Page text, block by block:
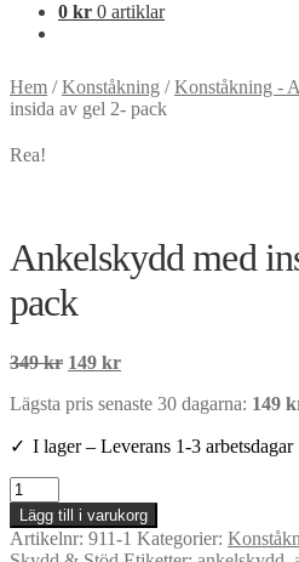
0 kr 0 artiklar
Hem /Konståkning /Konståkning -
insida av gel 2- pack
Rea!
Ankelskydd med
pack
349kr Det
priset
349 kr.
149 krDet
priset
149 kr.
Lägsta pris senaste 30 dagarna: 149
I lager
Ankelskydd
med
insida
av
Lägg till i varukorg
Artikelnr: 911-1 Kategorier: